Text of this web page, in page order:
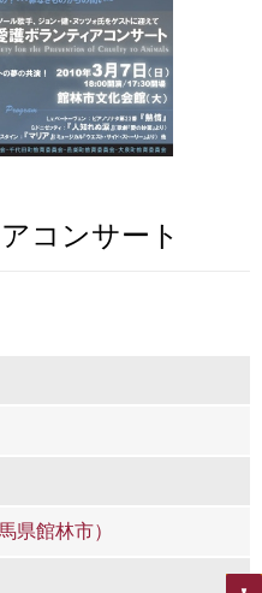
コンサート
県館林市）